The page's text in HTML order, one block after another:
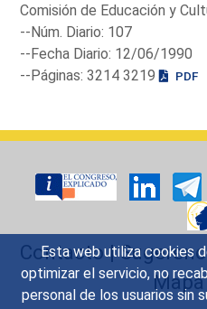
Esta web utiliza cookies
optimizar el servicio, no
personal de los usuarios sin
Comisión de Educación y
--Núm. Diario: 107
--Fecha Diario: 12/06/1990
--Páginas: 3214 3219
PDF
Contacto|